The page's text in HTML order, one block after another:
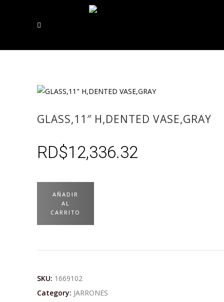
GLASS,11″ H,DENTED VASE,GRAY
RD$12,336.32
AÑADIR
AL
CARRITO
SKU: 1669102
Category: JARRONES